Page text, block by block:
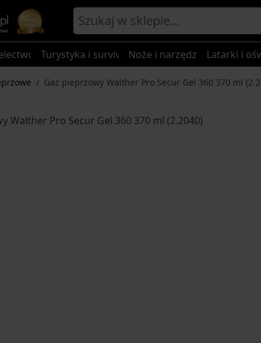
Turystyka i survival Noże i narzędzia Latarki i
/ Gaz pieprzowy Walther Pro Secur Gel 360 370 ml